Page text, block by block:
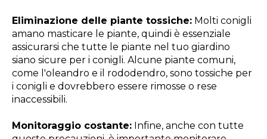
Eliminazione delle piante tossiche: Molti conigli
amano masticare le piante, quindi è essenziale
assicurarsi che tutte le piante nel tuo giardino
siano sicure per i conigli. Alcune piante comuni,
come l'oleandro e il rododendro, sono tossiche per
i conigli e dovrebbero essere rimosse o rese
inaccessibili.
Monitoraggio costante: Infine, anche con tutte